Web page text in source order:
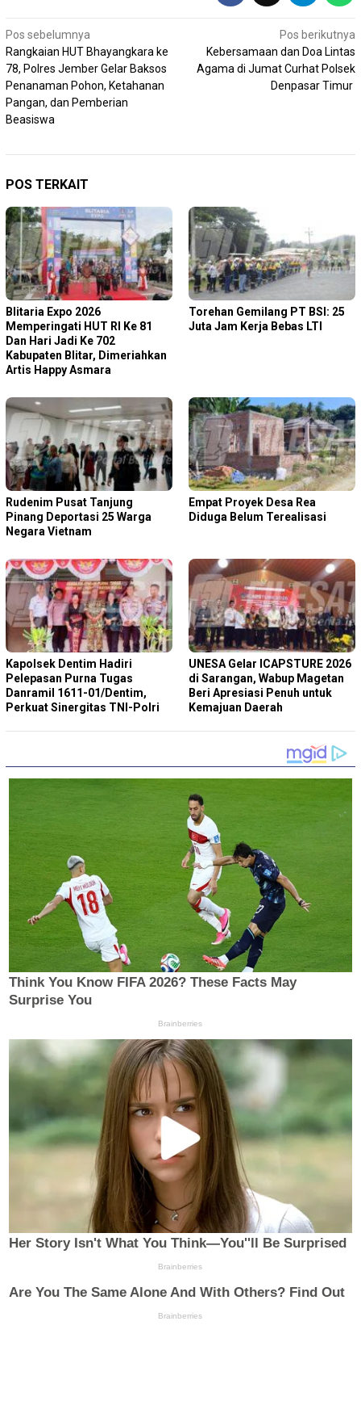
Navigasi
pos
Pos sebelumnya
Rangkaian HUT Bhayangkara ke
78, Polres Jember Gelar Baksos
Penanaman Pohon, Ketahanan
Pangan, dan Pemberian
Beasiswa
Pos berikutnya
Kebersamaan dan Doa Lintas
Agama di Jumat Curhat Polsek
Denpasar Timur
POS TERKAIT
Blitaria Expo 2026
Memperingati HUT RI Ke 81
Dan Hari Jadi Ke 702
Kabupaten Blitar, Dimeriahkan
Artis Happy Asmara
Torehan Gemilang PT BSI: 25
Juta Jam Kerja Bebas LTI
Rudenim Pusat Tanjung
Pinang Deportasi 25 Warga
Negara Vietnam
Empat Proyek Desa Rea
Diduga Belum Terealisasi
Kapolsek Dentim Hadiri
Pelepasan Purna Tugas
Danramil 1611-01/Dentim,
Perkuat Sinergitas TNI-Polri
‎UNESA Gelar ICAPSTURE 2026
di Sarangan, Wabup Magetan
Beri Apresiasi Penuh untuk
Kemajuan Daerah